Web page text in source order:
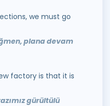
we must go
plana devam
factory is that it is
gürültülü